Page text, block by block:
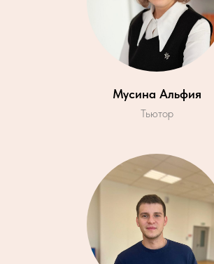
Мусина Альфия
Тьютор